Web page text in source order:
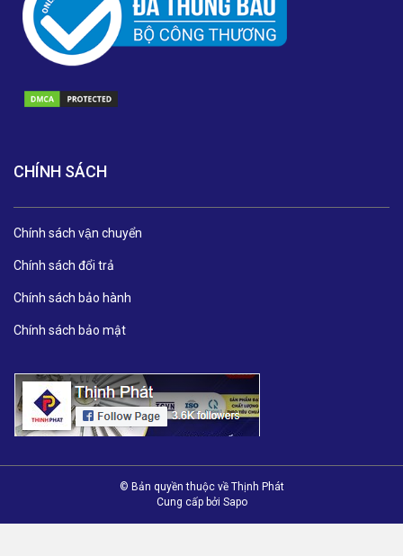
CHÍNH SÁCH
Chính sách vận chuyển
Chính sách đổi trả
Chính sách bảo hành
Chính sách bảo mật
© Bản quyền thuộc về Thịnh Phát
Cung cấp bởi Sapo